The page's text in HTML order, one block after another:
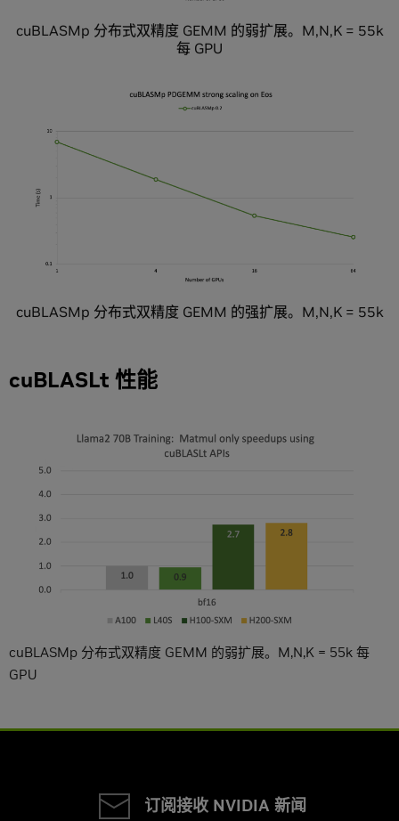
cuBLASMp 分布式双精度 GEMM 的弱扩展。M,N,K = 55k
每 GPU
cuBLASMp 分布式双精度 GEMM 的强扩展。M,N,K = 55k
cuBLASLt 性能
cuBLASMp 分布式双精度 GEMM 的弱扩展。M,N,K = 55k 每
GPU
订阅接收 NVIDIA 新闻